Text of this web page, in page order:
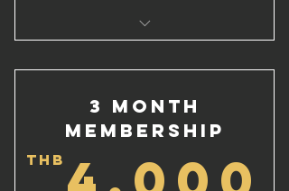
Unlimited Group Classes
Access the Gym For 30 Days
ชั้นเรียนกลุ่มเบสิคไม่จำกัด
สิทธิ์เข้าใช้ยิมไม่จำกัดเป็นเวลา 1 เดือน
3 Month
Membership
THB